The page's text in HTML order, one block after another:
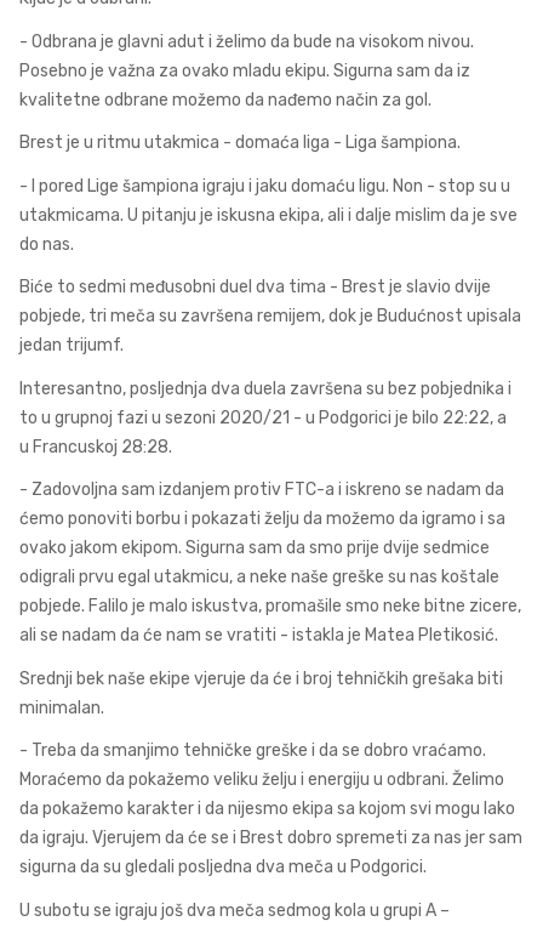
- Odbrana je glavni adut i želimo da bude na visokom nivou.
Posebno je važna za ovako mladu ekipu. Sigurna sam da iz
kvalitetne odbrane možemo da nađemo način za gol.
Brest je u ritmu utakmica - domaća liga - Liga šampiona.
- I pored Lige šampiona igraju i jaku domaću ligu. Non - stop su u
utakmicama. U pitanju je iskusna ekipa, ali i dalje mislim da je sve
do nas.
Biće to sedmi međusobni duel dva tima - Brest je slavio dvije
pobjede, tri meča su završena remijem, dok je Budućnost upisala
jedan trijumf.
Interesantno, posljednja dva duela završena su bez pobjednika i
to u grupnoj fazi u sezoni 2020/21 - u Podgorici je bilo 22:22, a
u Francuskoj 28:28.
- Zadovoljna sam izdanjem protiv FTC-a i iskreno se nadam da
ćemo ponoviti borbu i pokazati želju da možemo da igramo i sa
ovako jakom ekipom. Sigurna sam da smo prije dvije sedmice
odigrali prvu egal utakmicu, a neke naše greške su nas koštale
pobjede. Falilo je malo iskustva, promašile smo neke bitne zicere,
ali se nadam da će nam se vratiti - istakla je Matea Pletikosić.
Srednji bek naše ekipe vjeruje da će i broj tehničkih grešaka biti
minimalan.
- Treba da smanjimo tehničke greške i da se dobro vraćamo.
Moraćemo da pokažemo veliku želju i energiju u odbrani. Želimo
da pokažemo karakter i da nijesmo ekipa sa kojom svi mogu lako
da igraju. Vjerujem da će se i Brest dobro spremeti za nas jer sam
sigurna da su gledali posljedna dva meča u Podgorici.
U subotu se igraju još dva meča sedmog kola u grupi A –